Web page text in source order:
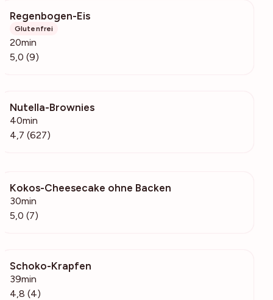
Regenbogen-Eis
Glutenfrei
20min
5,0 (9)
Nutella-Brownies
40min
4,7 (627)
Kokos-Cheesecake ohne Backen
30min
5,0 (7)
Schoko-Krapfen
39min
4,8 (4)